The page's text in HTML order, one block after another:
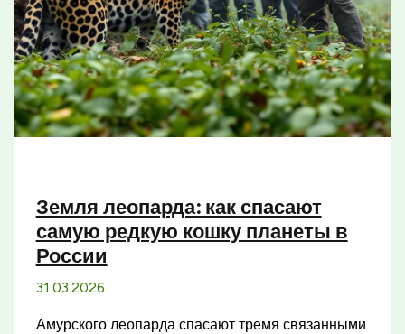
Земля леопарда: как спасают
самую редкую кошку планеты в
России
31.03.2026
Амурского леопарда спасают тремя связанными